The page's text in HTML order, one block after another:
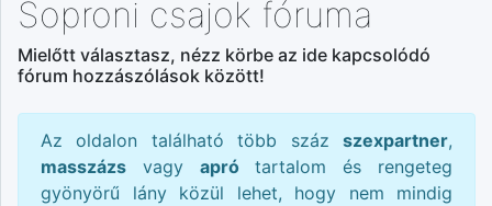
Soproni csajok fóruma
Mielőtt választasz, nézz körbe az ide kapcsolódó
fórum hozzászólások között!
Az oldalon található több száz szexpartner,
masszázs vagy aprótartalom és rengeteg
gyönyörű lány közül lehet, hogy nem mindig